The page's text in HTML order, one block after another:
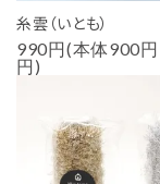
糸雲（いとも）
990円(本体900
円)